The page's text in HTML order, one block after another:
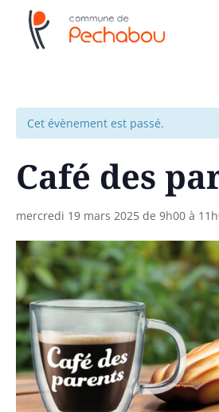
Cet évènement est passé.
Café des
mercredi 19 mars 2025 de 9h00 à